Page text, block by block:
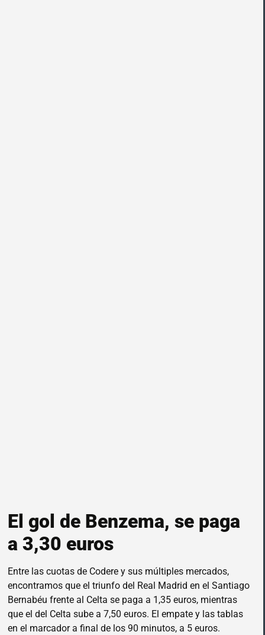
El gol de Benzema, se paga
a 3,30 euros
Entre las cuotas de Codere y sus múltiples mercados,
encontramos que el triunfo del Real Madrid en el Santiago
Bernabéu frente al Celta se paga a 1,35 euros, mientras
que el del Celta sube a 7,50 euros. El empate y las tablas
en el marcador a final de los 90 minutos, a 5 euros.